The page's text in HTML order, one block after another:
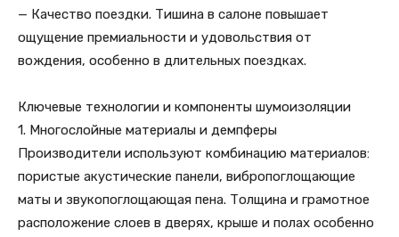
— Качество поездки. Тишина в салоне повышает
ощущение премиальности и удовольствия от
вождения, особенно в длительных поездках.
Ключевые технологии и компоненты шумоизоляции
1. Многослойные материалы и демпферы
Производители используют комбинацию материалов:
пористые акустические панели, вибропоглощающие
маты и звукопоглощающая пена. Толщина и грамотное
расположение слоев в дверях, крыше и полах особенно